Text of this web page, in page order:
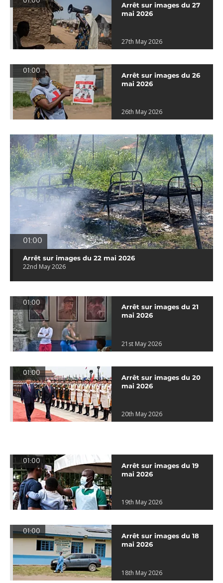
Arrêt sur images du 27
mai 2026
27th May 2026
01:00
Arrêt sur images du 26
mai 2026
26th May 2026
01:00
Arrêt sur images du 22 mai 2026
22nd May 2026
01:00
Arrêt sur images du 21
mai 2026
21st May 2026
01:00
Arrêt sur images du 20
mai 2026
20th May 2026
01:00
Arrêt sur images du 19
mai 2026
19th May 2026
01:00
Arrêt sur images du 18
mai 2026
18th May 2026